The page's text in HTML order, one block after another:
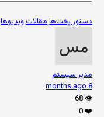
دستور پخت‌هامقالاتویدیوها
مدیر سیستم
8 months ago
👁️
68
❤️
0